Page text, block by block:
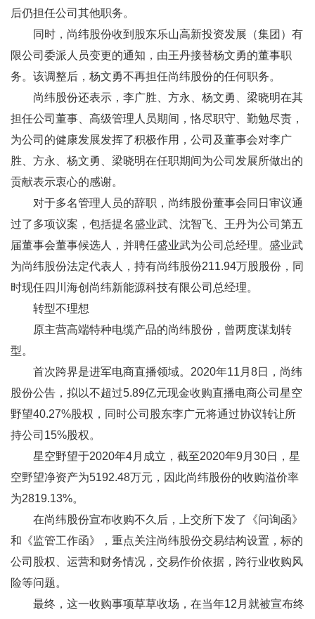
后仍担任公司其他职务。
同时，尚纬股份收到股东乐山高新投资发展（集团）有
限公司委派人员变更的通知，由王丹接替杨文勇的董事职
务。该调整后，杨文勇不再担任尚纬股份的任何职务。
尚纬股份还表示，李广胜、方永、杨文勇、梁晓明在其
担任公司董事、高级管理人员期间，恪尽职守、勤勉尽责，
为公司的健康发展发挥了积极作用，公司及董事会对李广
胜、方永、杨文勇、梁晓明在任职期间为公司发展所做出的
贡献表示衷心的感谢。
对于多名管理人员的辞职，尚纬股份董事会同日审议通
过了多项议案，包括提名盛业武、沈智飞、王丹为公司第五
届董事会董事候选人，并聘任盛业武为公司总经理。盛业武
为尚纬股份法定代表人，持有尚纬股份211.94万股股份，同
时现任四川海创尚纬新能源科技有限公司总经理。
转型不理想
原主营高端特种电缆产品的尚纬股份，曾两度谋划转
型。
首次跨界是进军电商直播领域。2020年11月8日，尚纬
股份公告，拟以不超过5.89亿元现金收购直播电商公司星空
野望40.27%股权，同时公司股东李广元将通过协议转让所
持公司15%股权。
星空野望于2020年4月成立，截至2020年9月30日，星
空野望净资产为5192.48万元，因此尚纬股份的收购溢价率
为2819.13%。
在尚纬股份宣布收购不久后，上交所下发了《问询函》
和《监管工作函》，重点关注尚纬股份交易结构设置，标的
公司股权、运营和财务情况，交易作价依据，跨行业收购风
险等问题。
最终，这一收购事项草草收场，在当年12月就被宣布终